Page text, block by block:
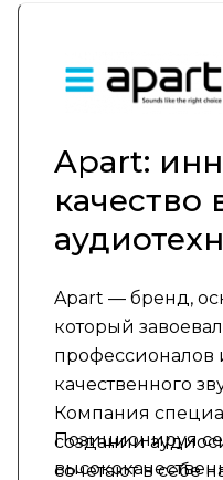
Apart:
качество
Apart — бренд,
который
профессионалов
качественного
Компания
создании
сочетают в себе
Позиционируя